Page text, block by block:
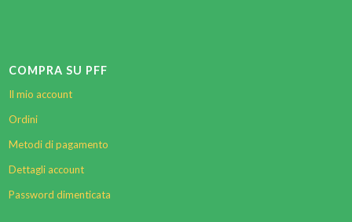
COMPRA SU PFF
Il mio account
Ordini
Metodi di pagamento
Dettagli account
Password dimenticata